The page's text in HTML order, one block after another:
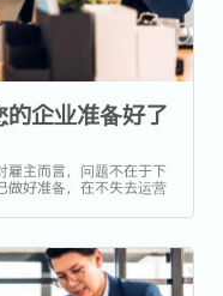
企业准备好了
雇主而言，问题不在于下
做好准备，在不失去运营